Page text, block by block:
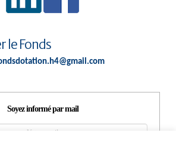
le Fonds
Soyez informé par mail